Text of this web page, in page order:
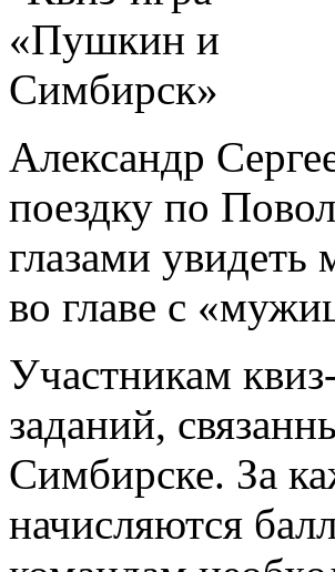
Александр
поездку по
глазами увидеть
во главе с
Участникам
заданий,
Симбирске. За
начисляются